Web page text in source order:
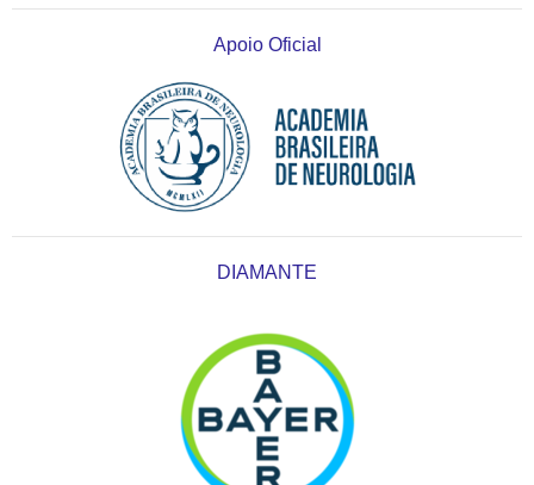
Apoio Oficial
DIAMANTE